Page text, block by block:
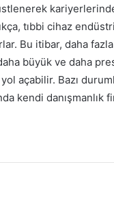
tıbbi cihaz
Bu itibar, daha fazla
daha büyük ve daha
yol açabilir. Bazı
kendi danışmanlık